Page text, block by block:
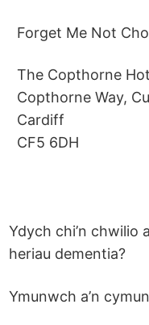
Forget Me Not
The Copthorne
Copthorne Way,
Cardiff
CF5 6DH
Ydych chi’n chwilio
heriau dementia?
Ymunwch a’n